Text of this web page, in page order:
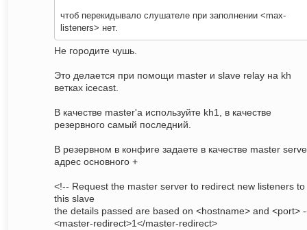
чтоб перекидывало слушателе при заполнении <max-
listeners> нет.
Не городите чушь.
Это делается при помощи master и slave relay на kh
ветках icecast.
В качестве master'a используйте kh1, в качестве
резервного самый последний.
В резервном в конфиге задаете в качестве master
адрес основного +
<!-- Request the master server to redirect new listeners to
this slave
the details passed are based on <hostname> and <port>
<master-redirect>1</master-redirect>